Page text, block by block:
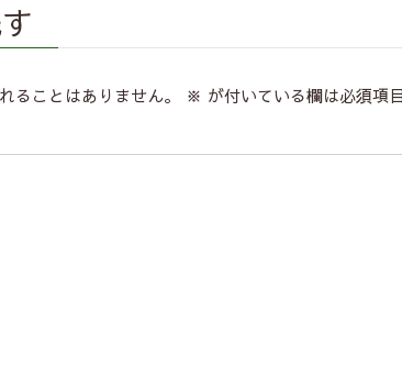
ることはありません。 ※ が付いている欄は必須項